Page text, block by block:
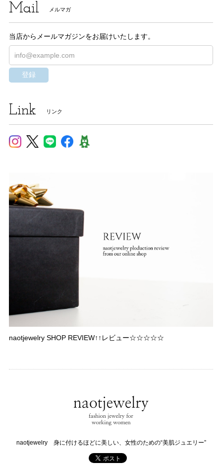
Mail メルマガ
当店からメールマガジンをお届けいたします。
登録
Link リンク
naotjewelry SHOP REVIEW↑↑レビュー☆☆☆☆☆
naotjewelry 身に付けるほどに美しい、女性のための“美肌ジュエリー”